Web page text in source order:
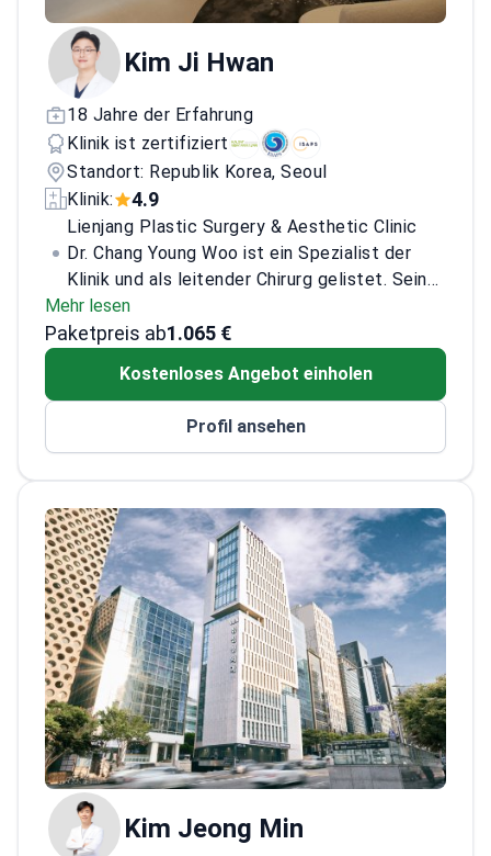
veröffentlichte er “Effectiveness of
Botulinum Toxin A in Treatment of Frey’s
Syndrome” (Arch Craniofac Surg, 2009;
10(2):114–119).
Kim Ji Hwan
18 Jahre der Erfahrung
Klinik ist zertifiziert
Standort: Republik Korea, Seoul
Klinik:
4.9
Lienjang Plastic Surgery & Aesthetic Clinic
Dr. Chang Young Woo ist ein Spezialist der
Klinik und als leitender Chirurg gelistet. Sein
Fachgebiet umfasst plastische und
ästhetische Chirurgie innerhalb des
ein Erstgespräch und die Operationsplanung
ist Dr. Chang der richtige Spezialist für Ihre
Mehr lesen
Paketpreis ab1.065 €
Kostenloses Angebot einholen
Profil ansehen
Kim Jeong Min